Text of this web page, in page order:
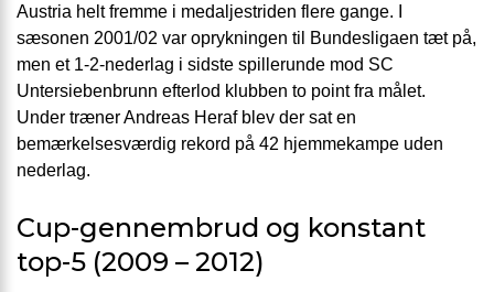
Austria helt fremme i medaljestriden flere gange. I
sæsonen 2001/02 var oprykningen til Bundesligaen tæt på,
men et 1-2-nederlag i sidste spillerunde mod SC
Untersiebenbrunn efterlod klubben to point fra målet.
Under træner Andreas Heraf blev der sat en
bemærkelsesværdig rekord på 42 hjemmekampe uden
nederlag.
Cup-gennembrud og konstant
top-5 (2009 – 2012)